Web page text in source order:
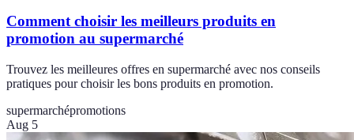
Comment choisir les meilleurs produits en
promotion au supermarché
Trouvez les meilleures offres en supermarché avec nos conseils
pratiques pour choisir les bons produits en promotion.
supermarchépromotions
Aug 5